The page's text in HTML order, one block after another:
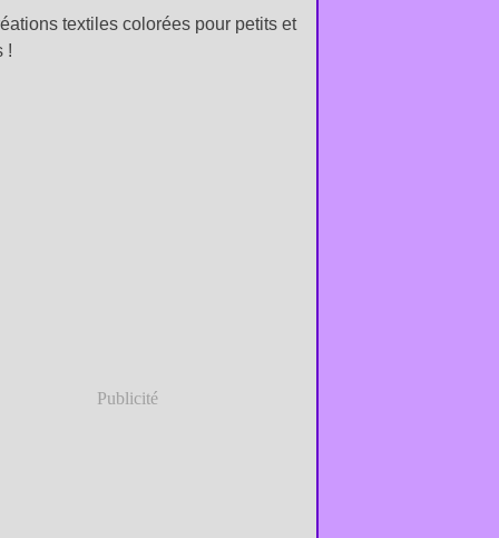
textiles colorées pour petits et
!
Publicité